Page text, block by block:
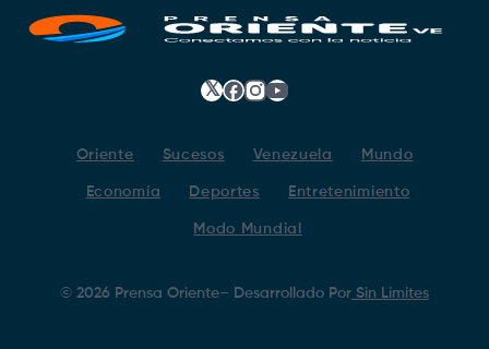
𝕏 Facebook
Instagram
YouTube
Oriente Sucesos Venezuela Mundo
Economía Deportes Entretenimiento
Modo Mundial
© 2026 Prensa Oriente– Desarrollado Por Sin Limites